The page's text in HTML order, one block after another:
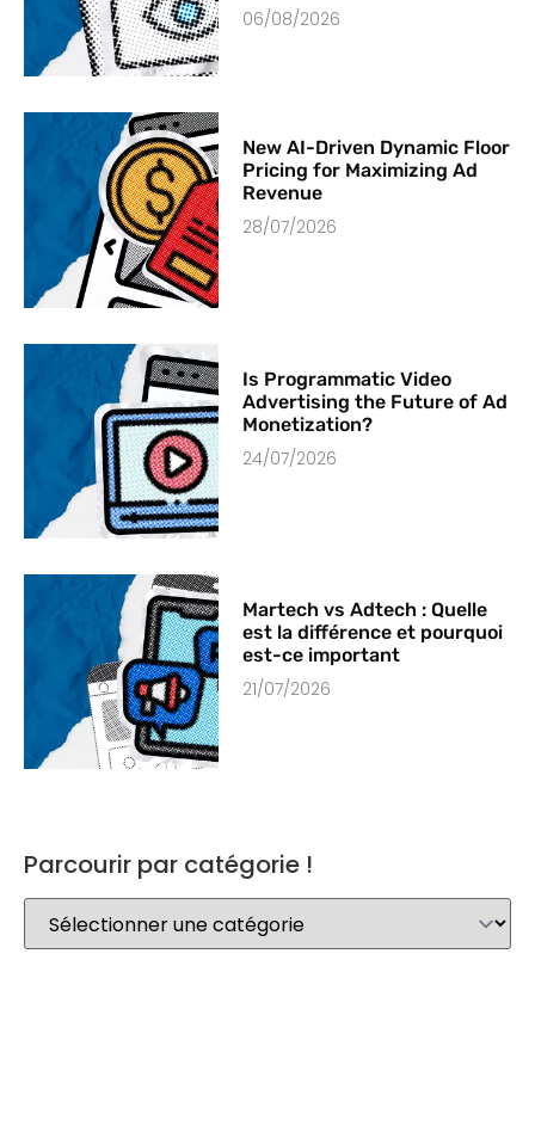
06/08/2026
New AI-Driven Dynamic Floor
Pricing for Maximizing Ad
Revenue
28/07/2026
Is Programmatic Video
Advertising the Future of Ad
Monetization?
24/07/2026
Martech vs Adtech : Quelle
est la différence et pourquoi
est-ce important
21/07/2026
Parcourir par catégorie !